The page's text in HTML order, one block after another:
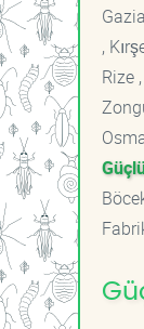
,
Rize